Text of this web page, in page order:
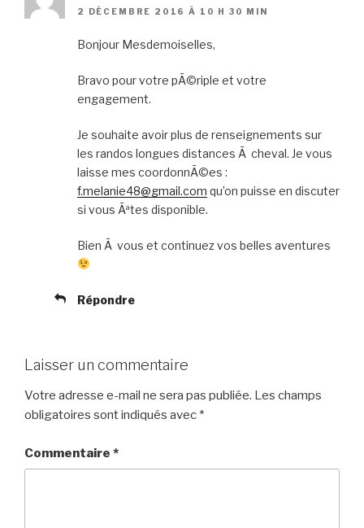
2 DÉCEMBRE 2016 À 10 H 30 MIN
Bonjour Mesdemoiselles,
Bravo pour votre pÃ©riple et votre
engagement.
Je souhaite avoir plus de renseignements sur
les randos longues distances Ã cheval. Je vous
laisse mes coordonnÃ©es :
f.melanie48@gmail.com qu’on puisse en discuter
si vous Ãªtes disponible.
Bien Ã vous et continuez vos belles aventures
Répondre
Laisser un commentaire
Votre adresse e-mail ne sera pas publiée. Les champs
obligatoires sont indiqués avec *
Commentaire *